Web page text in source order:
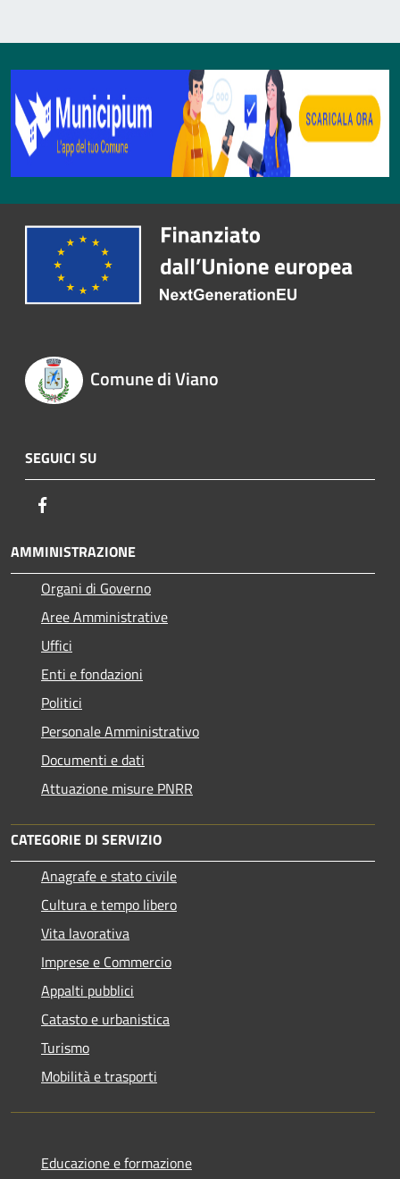
Comune di Viano
SEGUICI SU
AMMINISTRAZIONE
Organi di Governo
Aree Amministrative
Uffici
Enti e fondazioni
Politici
Personale Amministrativo
Documenti e dati
Attuazione misure PNRR
CATEGORIE DI SERVIZIO
Anagrafe e stato civile
Cultura e tempo libero
Vita lavorativa
Imprese e Commercio
Appalti pubblici
Catasto e urbanistica
Turismo
Mobilità e trasporti
Educazione e formazione